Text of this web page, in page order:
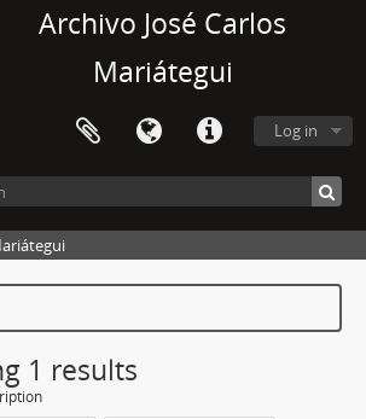
Archivo José Carlos
Mariátegui
Log in
1 results